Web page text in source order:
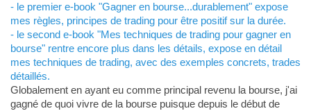
- le premier e-book "Gagner en bourse...durablement" expose
mes règles, principes de trading pour être positif sur la durée.
- le second e-book "Mes techniques de trading pour gagner en
bourse" rentre encore plus dans les détails, expose en détail
mes techniques de trading, avec des exemples concrets, trades
détaillés.
Globalement en ayant eu comme principal revenu la bourse, j'ai
gagné de quoi vivre de la bourse puisque depuis le début de